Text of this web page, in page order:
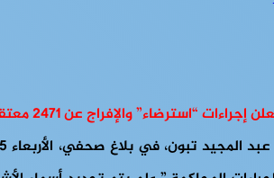
“استرضاء” والإفراج عن 2471 معتقلا